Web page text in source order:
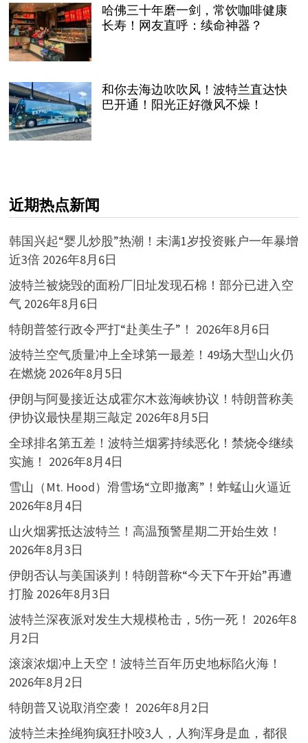
哈佛三十年磨一剑，常饮咖啡健康
长寿！网友直呼：续命神器？
和你去海边吹吹风！波特兰直达快
巴开通！阳光正好微风不燥！
近期热点新闻
韩国兴起“婴儿炒股”热潮！未满1岁投资账户一年暴增
近3倍 2026年8月6日
波特兰被烧毁的面粉厂旧址发现石棉！部分已进入空
气 2026年8月6日
特朗普签行政令严打“赴美生子”！ 2026年8月6日
波特兰空气质量冲上全球第一最差！49场大型山火仍
在燃烧 2026年8月5日
伊朗与阿曼接近达成霍尔木兹海峡协议！特朗普称美
伊协议最快星期三敲定 2026年8月5日
全球排名第五差！波特兰烟雾持续恶化！禁烧令继续
实施！ 2026年8月4日
雪山（Mt. Hood）滑雪场“立即撤离”！蚱蜢山火逼近
2026年8月4日
山火烟雾抵达波特兰！高温预警星期二开始生效！
2026年8月3日
伊朗否认与美国谈判！特朗普称“今天下午开始”再遭
打脸 2026年8月3日
波特兰深夜派对发生大规模枪击，5伤一死！ 2026年8
月2日
滚滚浓烟冲上天空！波特兰百年历史地标陷火海！
2026年8月2日
特朗普又说取消空袭！ 2026年8月2日
波特兰未拴绳狗疯狂扑咬3人，人狗浑身是血，都很